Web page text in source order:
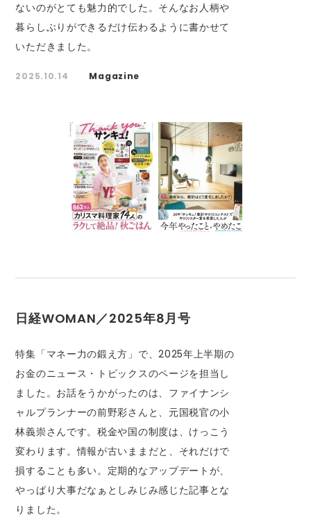
ないのがとても魅力的でした。そんなお人柄や
暮らしぶりができるだけ伝わるように書かせて
いただきました。
2025.10.14 Magazine
日経WOMAN／2025年8月号
特集「マネー力の鍛え方」で、2025年上半期の
お金のニュース・トピックスのページを担当し
ました。お話をうかがったのは、ファイナンシ
ャルプランナーの前野彩さんと、元国税官の小
林義崇さんです。税金や国の制度は、けっこう
変わります。情報が古いままだと、それだけで
損することも多い。定期的なアップデートが、
やっぱり大事だなぁとしみじみ感じた記事とな
りました。